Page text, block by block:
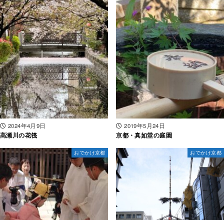
2024年4月9日
高瀬川の花筏
2019年5月24日
京都・真如堂の庭園
おでかけ京都 おでかけ京都